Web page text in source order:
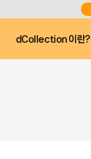
dCollection 이란?